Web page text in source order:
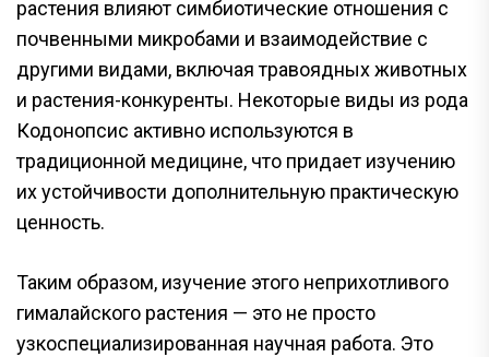
растения влияют симбиотические отношения с
почвенными микробами и взаимодействие с
другими видами, включая травоядных животных
и растения-конкуренты. Некоторые виды из рода
Кодонопсис активно используются в
традиционной медицине, что придает изучению
их устойчивости дополнительную практическую
ценность.
Таким образом, изучение этого неприхотливого
гималайского растения — это не просто
узкоспециализированная научная работа. Это